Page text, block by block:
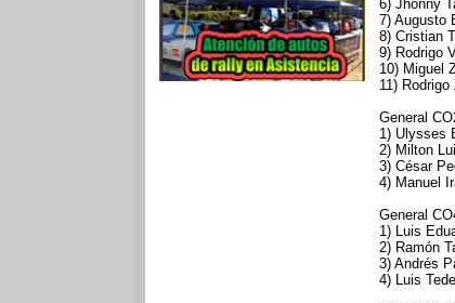
6) Jhonny
7) Augusto
8) Cristian
9) Rodrigo
10) Miguel
11)
General
1) Ulysses
2) Milton
3) César
4) Manuel
General
1) Luis
2) Ramón
3) Andrés
4) Luis